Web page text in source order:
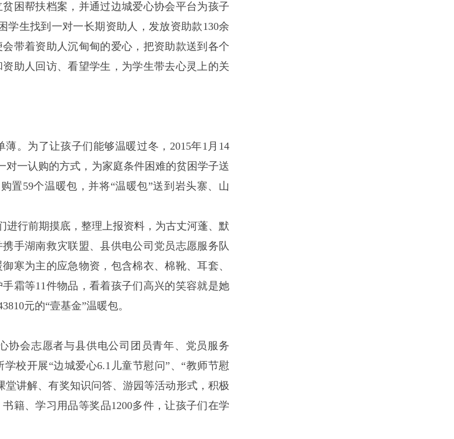
困帮扶档案，并通过边城爱心协会平台为孩子
学生找到一对一长期资助人，发放资助款130余
带着资助人沉甸甸的爱心，把资助款送到各个
助人回访、看望学生，为学生带去心灵上的关
。为了让孩子们能够温暖过冬，2015年1月14
对一认购的方式，为家庭条件困难的贫困学子送
置59个温暖包，并将“温暖包”送到岩头寨、山
进行前期摸底，整理上报资料，为古丈河蓬、默
手湖南救灾联盟、县供电公司党员志愿服务队
寒为主的应急物资，包含棉衣、棉靴、耳套、
霜等11件物品，看着孩子们高兴的笑容就是她
元的“壹基金”温暖包。
协会志愿者与县供电公司团员青年、党员服务
校开展“边城爱心6.1儿童节慰问” 、 “教师节慰
讲解、有奖知识问答、游园等活动形式，积极
籍、学习用品等奖品1200多件，让孩子们在学